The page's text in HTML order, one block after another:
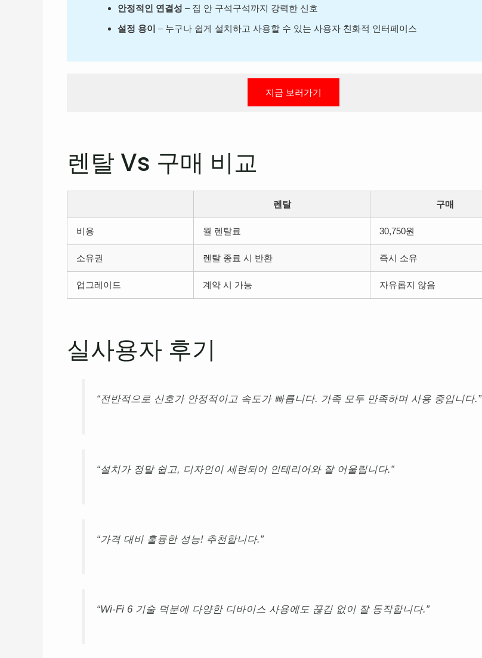
안정적인 연결성 – 집 안 구석구석까지 강력한 신호
설정 용이 – 누구나 쉽게 설치하고 사용할 수 있는 사용자 친화적 인터페이스
지금 보러가기
렌탈 Vs 구매 비교
렌탈 구매
비용 월 렌탈료 30,750원
소유권 렌탈 종료 시 반환 즉시 소유
업그레이드 계약 시 가능 자유롭지 않음
실사용자 후기
“전반적으로 신호가 안정적이고 속도가 빠릅니다. 가족 모두 만족하며 사용 중입니다.”
“설치가 정말 쉽고, 디자인이 세련되어 인테리어와 잘 어울립니다.”
“가격 대비 훌륭한 성능! 추천합니다.”
“Wi-Fi 6 기술 덕분에 다양한 디바이스 사용에도 끊김 없이 잘 동작합니다.”